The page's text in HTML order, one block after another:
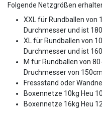
Folgende Netzgrößen
XXL für Rundballen von
Durchmesser und ist
XL für Rundballen von
Durchmesser und ist
M für Rundballen von
Druchmesser von
Fressstand oder
Boxennetze 10kg Heu
Boxennetze 16kg Heu